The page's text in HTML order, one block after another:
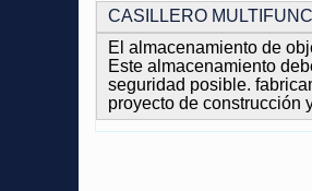
CASILLERO
El almacenamiento de
Este almacenamiento
seguridad posible.
proyecto de construcción